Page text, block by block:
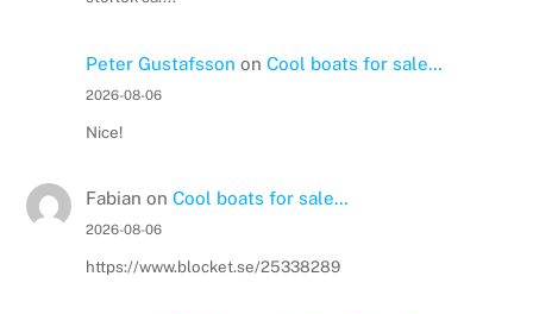
Peter Gustafsson on Cool boats for sale…
2026-08-06
Nice!
Fabian on Cool boats for sale…
2026-08-06
https://www.blocket.se/25338289